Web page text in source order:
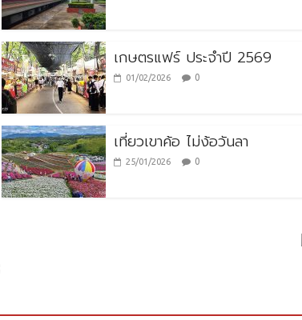
เกษตรแฟร์ ประจำปี 2569
01/02/2026 0
เที่ยวเขาค้อ ไม่ง้อวันลา
25/01/2026 0